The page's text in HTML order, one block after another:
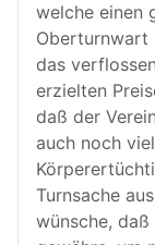
welche einen
Oberturnwart
das
erzielten
daß der
auch noch
Turnsache
wünsche,